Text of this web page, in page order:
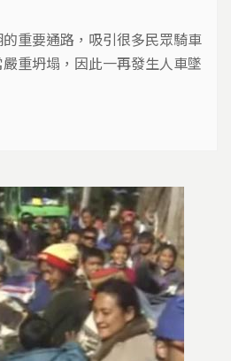
重要通路，吸引很多民眾騎車
重坍塌，因此一再發生人車墜